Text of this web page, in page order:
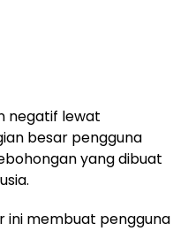
negatif lewat
besar pengguna
yang dibuat
ini membuat pengguna